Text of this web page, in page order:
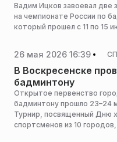
Вадим Ицков завоевал две
на чемпионате России по
который прошел с 11 по 15
26 мая 2026 16:39
В Воскресенске
бадминтону
Открытое первенство
бадминтону прошло 23–24
Турнир, посвященный Дню
спортсменов из 10